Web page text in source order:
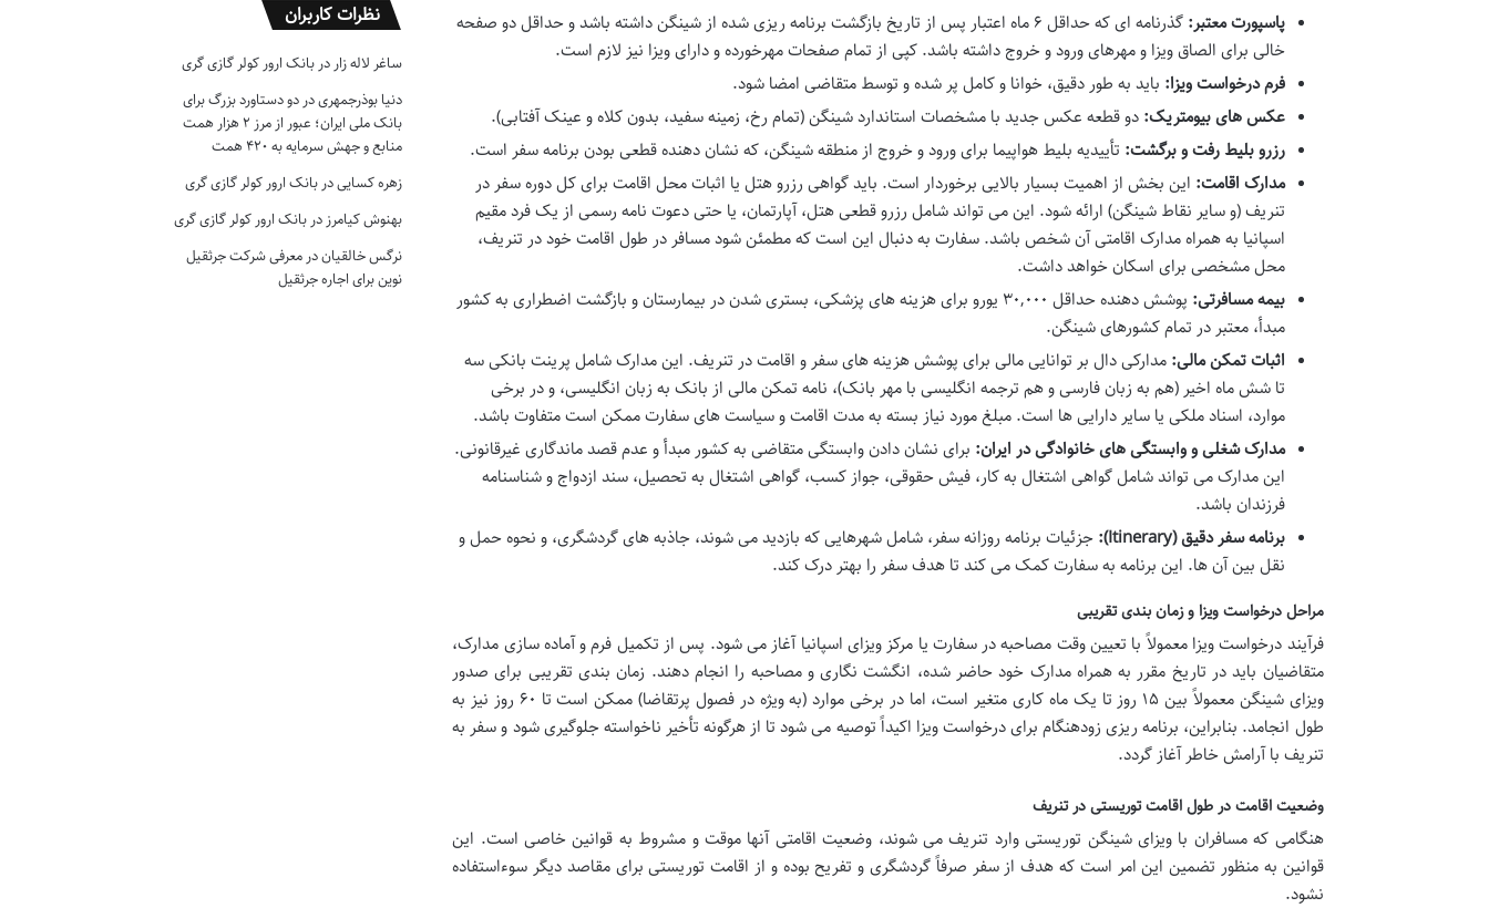
پاسپورت معتبر:
گذرنامه ای که حداقل ۶ ماه اعتبار پس از تاریخ بازگشت برنامه ریزی شده از شینگن داشته باشد و حداقل دو صفحه
خالی برای الصاق ویزا و مهرهای ورود و خروج داشته باشد. کپی از تمام صفحات مهرخورده و دارای ویزا نیز لازم است.
فرم درخواست ویزا: باید به طور دقیق، خوانا و کامل پر شده و توسط متقاضی امضا شود.
عکس های بیومتریک: دو قطعه عکس جدید با مشخصات استاندارد شینگن (تمام رخ، زمینه سفید، بدون کلاه و عینک آفتابی).
رزرو بلیط رفت و برگشت: تأییدیه بلیط هواپیما برای ورود و خروج از منطقه شینگن، که نشان دهنده قطعی بودن برنامه سفر است.
مدارک اقامت: این بخش از اهمیت بسیار بالایی برخوردار است. باید گواهی رزرو هتل یا اثبات محل اقامت برای کل دوره سفر در
تنریف (و سایر نقاط شینگن) ارائه شود. این می تواند شامل رزرو قطعی هتل، آپارتمان، یا حتی دعوت نامه رسمی از یک فرد مقیم
اسپانیا به همراه مدارک اقامتی آن شخص باشد. سفارت به دنبال این است که مطمئن شود مسافر در طول اقامت خود در تنریف،
محل مشخصی برای اسکان خواهد داشت.
بیمه مسافرتی:
پوشش دهنده حداقل ۳۰,۰۰۰ یورو برای هزینه های پزشکی، بستری شدن در بیمارستان و بازگشت اضطراری به کشور
مبدأ، معتبر در تمام کشورهای شینگن.
اثبات تمکن مالی: مدارکی دال بر توانایی مالی برای پوشش هزینه های سفر و اقامت در تنریف. این مدارک شامل پرینت بانکی سه
تا شش ماه اخیر (هم به زبان فارسی و هم ترجمه انگلیسی با مهر بانک)، نامه تمکن مالی از بانک به زبان انگلیسی، و در برخی
موارد، اسناد ملکی یا سایر دارایی ها است. مبلغ مورد نیاز بسته به مدت اقامت و سیاست های سفارت ممکن است متفاوت باشد.
مدارک شغلی و وابستگی های خانوادگی در ایران: برای نشان دادن وابستگی متقاضی به کشور مبدأ و عدم قصد ماندگاری غیرقانونی.
این مدارک می تواند شامل گواهی اشتغال به کار، فیش حقوقی، جواز کسب، گواهی اشتغال به تحصیل، سند ازدواج و شناسنامه
فرزندان باشد.
برنامه سفر دقیق (Itinerary):
جزئیات برنامه روزانه سفر، شامل شهرهایی که بازدید می شوند، جاذبه های گردشگری، و نحوه حمل و
نقل بین آن ها. این برنامه به سفارت کمک می کند تا هدف سفر را بهتر درک کند.
مراحل درخواست ویزا و زمان بندی تقریبی
فرآیند درخواست ویزا معمولاً با تعیین وقت مصاحبه در سفارت یا مرکز ویزای اسپانیا آغاز می شود. پس از تکمیل فرم و آماده سازی مدارک،
متقاضیان باید در تاریخ مقرر به همراه مدارک خود حاضر شده، انگشت نگاری و مصاحبه را انجام دهند. زمان بندی تقریبی برای صدور
ویزای شینگن معمولاً بین ۱۵ روز تا یک ماه کاری متغیر است، اما در برخی موارد (به ویژه در فصول پرتقاضا) ممکن است تا ۶۰ روز نیز به
طول انجامد. بنابراین، برنامه ریزی زودهنگام برای درخواست ویزا اکیداً توصیه می شود تا از هرگونه تأخیر ناخواسته جلوگیری شود و سفر به
تنریف با آرامش خاطر آغاز گردد.
وضعیت اقامت در طول اقامت توریستی در تنریف
هنگامی که مسافران با ویزای شینگن توریستی وارد تنریف می شوند، وضعیت اقامتی آنها موقت و مشروط به قوانین خاصی است. این
قوانین به منظور تضمین این امر است که هدف از سفر صرفاً گردشگری و تفریح بوده و از اقامت توریستی برای مقاصد دیگر سوءاستفاده
نشود.
نظرات کاربران
ساغر لاله زار در بانک ارور کولر گازی گری
دنیا بوذرجمهریدر دو دستاورد بزرگ برای
بانک ملی ایران؛ عبور از مرز ۲ هزار همت
منابع و جهش سرمایه به ۴۲۰ همت
زهره کساییدر بانک ارور کولر گازی گری
بهنوش کیامرز در بانک ارور کولر گازی گری
نرگس خالقیاندر معرفی شرکت جرثقیل
نوین برای اجاره جرثقیل